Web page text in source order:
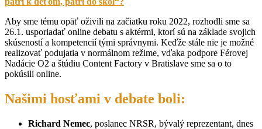
Aby sme tému opäť oživili na začiatku roku 2022, rozhodli sme sa
26.1. usporiadať online debatu s aktérmi, ktorí sú na základe svojich
skúseností a kompetencií tými správnymi. Keďže stále nie je možné
realizovať podujatia v normálnom režime, vďaka podpore Férovej
Nadácie O2 a štúdiu Content Factory v Bratislave sme sa o to
pokúsili online.
Našimi hosťami v debate boli:
Richard Nemec, poslanec NRSR, bývalý reprezentant, dnes